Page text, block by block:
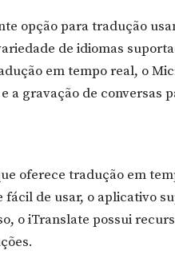
opção para tradução
de idiomas
em tempo real, o
a gravação de conversas
oferece tradução em
de usar, o aplicativo
o iTranslate possui